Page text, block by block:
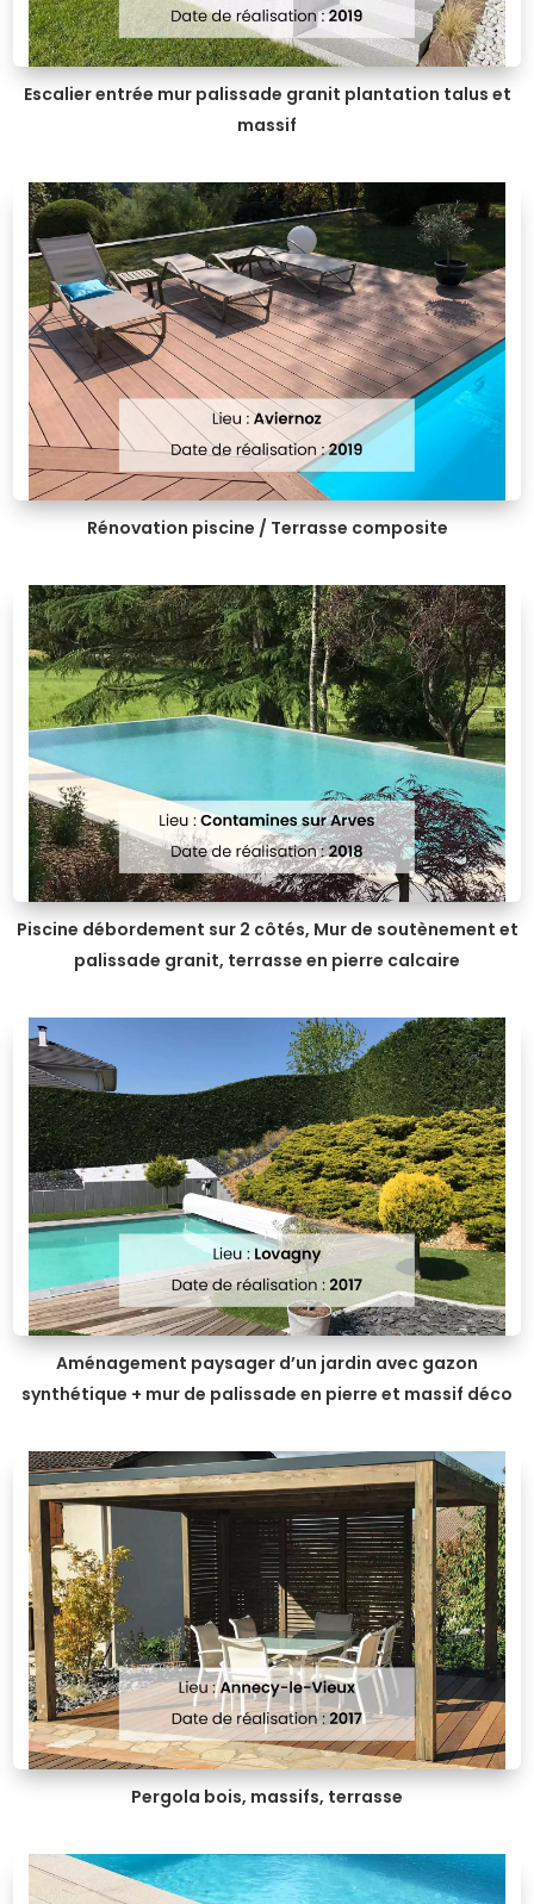
Escalier entrée mur palissade granit plantation talus et
massif
Rénovation piscine / Terrasse composite
Piscine débordement sur 2 côtés, Mur de soutènement et
palissade granit, terrasse en pierre calcaire
Aménagement paysager d’un jardin avec gazon
synthétique + mur de palissade en pierre et massif déco
Pergola bois, massifs, terrasse